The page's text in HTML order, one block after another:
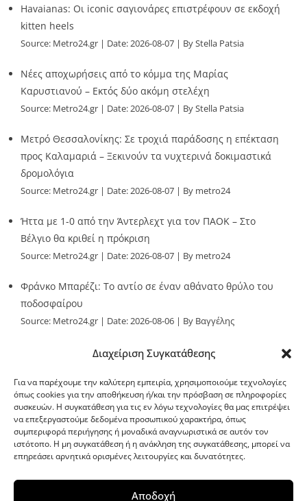
Διαχείριση Συγκατάθεσης
Για να παρέχουμε την καλύτερη εμπειρία, χρησιμοποιούμε τεχνολογίες
όπως cookies για την αποθήκευση ή/και την πρόσβαση σε πληροφορίες
συσκευών. Η συγκατάθεση για τις εν λόγω τεχνολογίες θα μας επιτρέψει
να επεξεργαστούμε δεδομένα προσωπικού χαρακτήρα, όπως
συμπεριφορά περιήγησης ή μοναδικά αναγνωριστικά σε αυτόν τον
ιστότοπο. Η μη συγκατάθεση ή η ανάκληση της συγκατάθεσης, μπορεί να
επηρεάσει αρνητικά ορισμένες λειτουργίες και δυνατότητες.
Αποδοχή
Havaianas: Οι iconic σαγιονάρες επιστρέφουν σε εκδοχή
kitten heels
Source: Metro24.gr Date: 2026-08-07 By Stella Patsia
Νέες αποχωρήσεις από το κόμμα της Μαρίας
Καρυστιανού – Εκτός δύο ακόμη στελέχη
Source: Metro24.gr Date: 2026-08-07 By Stella Patsia
Μετρό Θεσσαλονίκης: Σε τροχιά παράδοσης η επέκταση
προς Καλαμαριά – Ξεκινούν τα νυχτερινά δοκιμαστικά
δρομολόγια
Source: Metro24.gr Date: 2026-08-07 By metro24
Ήττα με 1-0 από την Άντερλεχτ για τον ΠΑΟΚ – Στο
Βέλγιο θα κριθεί η πρόκριση
Source: Metro24.gr Date: 2026-08-07 By metro24
Φράνκο Μπαρέζι: Το αντίο σε έναν αθάνατο θρύλο του
ποδοσφαίρου
Source: Metro24.gr Date: 2026-08-06
By Βαγγέλης
G-point.gr